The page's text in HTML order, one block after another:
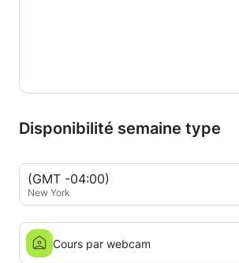
Disponibilité semaine type
(GMT -04:00)
New York
Cours par webcam